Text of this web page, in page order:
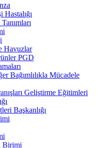
Hastalığı
Havuzlar
PGD
Bağımlılıkla Mücadele
Geliştirme Eğitimleri
Başkanlığı
Birimi